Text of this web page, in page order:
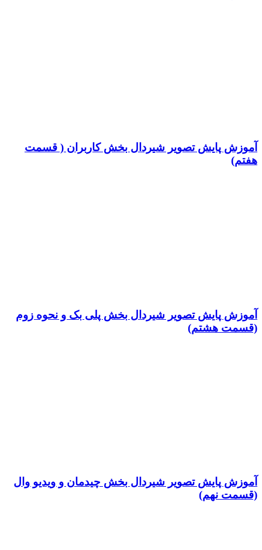
آموزش پایش تصویر شیردال بخش کاربران ( قسمت
هفتم)
آموزش پایش تصویر شیردال بخش پلی بک و نحوه زوم
(قسمت هشتم)
آموزش پایش تصویر شیردال بخش چیدمان و ویدیو وال
(قسمت نهم)